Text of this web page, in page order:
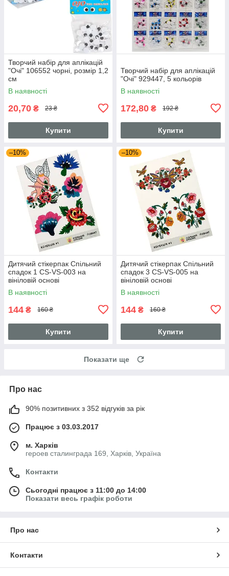
Творчий набір для аплікацій
"Очі" 106552 чорні, розмір 1,2
см
В наявності
20,70 ₴ 23 ₴
Купити
Творчий набір для аплікацій
"Очі" 929447, 5 кольорів
В наявності
172,80 ₴ 192 ₴
Купити
–10%
Дитячий стікерпак Спільний
спадок 1 СS-VS-003 на
вініловій основі
В наявності
144 ₴ 160 ₴
Купити
–10%
Дитячий стікерпак Спільний
спадок 3 СS-VS-005 на
вініловій основі
В наявності
144 ₴ 160 ₴
Купити
Показати ще
Про нас
90% позитивних з 352 відгуків за рік
Працює з 03.03.2017
м. Харків
героев сталинграда 169, Харків, Україна
Контакти
Сьогодні працює з 11:00 до 14:00
Показати весь графік роботи
Про нас
Контакти